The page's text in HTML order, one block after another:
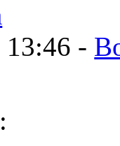
13:46 -